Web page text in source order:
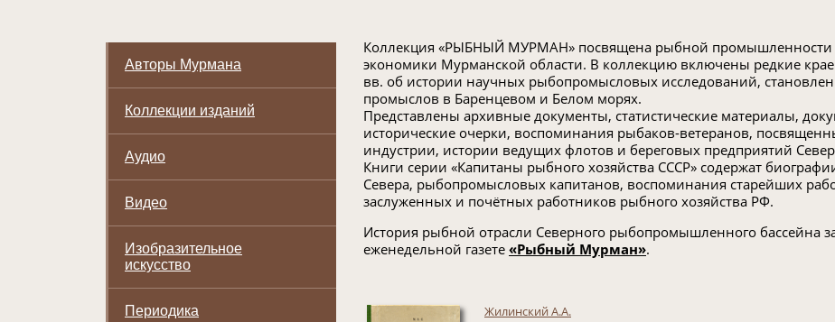
Авторы Мурмана
Коллекции изданий
Аудио
Видео
Изобразительное
искусство
Периодика
Коллекция «РЫБНЫЙ МУРМАН» посвящена рыбной промышленности
экономики Мурманской области. В коллекцию включены редкие
вв. об истории научных рыбопромысловых исследований,
промыслов в Баренцевом и Белом морях.
Представлены архивные документы, статистические материалы,
исторические очерки, воспоминания рыбаков-ветеранов,
индустрии, истории ведущих флотов и береговых предприятий
Книги серии «Капитаны рыбного хозяйства СССР» содержат
Севера, рыбопромысловых капитанов, воспоминания старейших
заслуженных и почётных работников рыбного хозяйства РФ.
История рыбной отрасли Северного рыбопромышленного бассейна
еженедельной газете «Рыбный Мурман».
Жилинский А.А.